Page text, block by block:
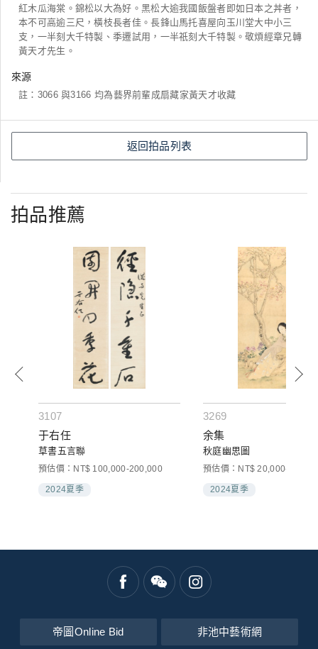
紅木瓜海棠。錦松以大為好。黑松大逾我國飯盤者即如日本之丼者，
本不可高逾三尺，橫枝長者佳。長鋒山馬托喜屋向玉川堂大中小三
支，一半刻大千特製、季遷試用，一半祇刻大千特製。敬煩經章兄轉
黃天才先生。
來源
註：3066 與3166 均為藝界前輩成扇藏家黃天才收藏
返回拍品列表
拍品推薦
3107
于右任
草書五言聯
預估價：NT$ 100,000-200,000
2024夏季
3269
余集
秋庭幽思圖
預估價：NT$ 20,000-30,000
2024夏季
帝圖Online Bid 非池中藝術網